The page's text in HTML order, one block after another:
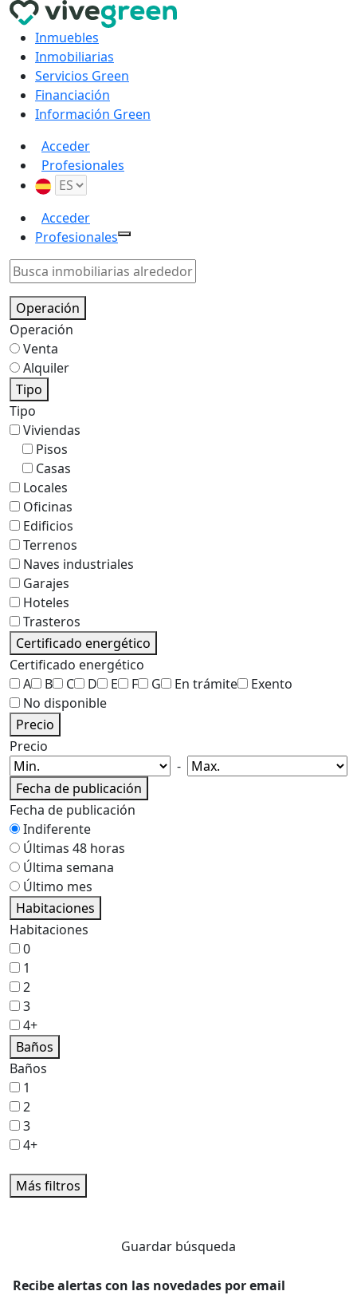
Inmuebles
Inmobiliarias
Servicios Green
Financiación
Información Green
Acceder
Profesionales
Acceder
Profesionales
Operación
Operación
Venta
Alquiler
Tipo
Tipo
Viviendas
Pisos
Casas
Locales
Oficinas
Edificios
Terrenos
Naves industriales
Garajes
Hoteles
Trasteros
Certificado energético
Certificado energético
A
B C D E F G En trámite
Exento
No disponible
Precio
Precio
-
Fecha de publicación
Fecha de publicación
Indiferente
Últimas 48 horas
Última semana
Último mes
Habitaciones
Habitaciones
0
1
2
3
4+
Baños
Baños
1
2
3
4+
Más filtros
Guardar búsqueda
Recibe alertas con las novedades por email